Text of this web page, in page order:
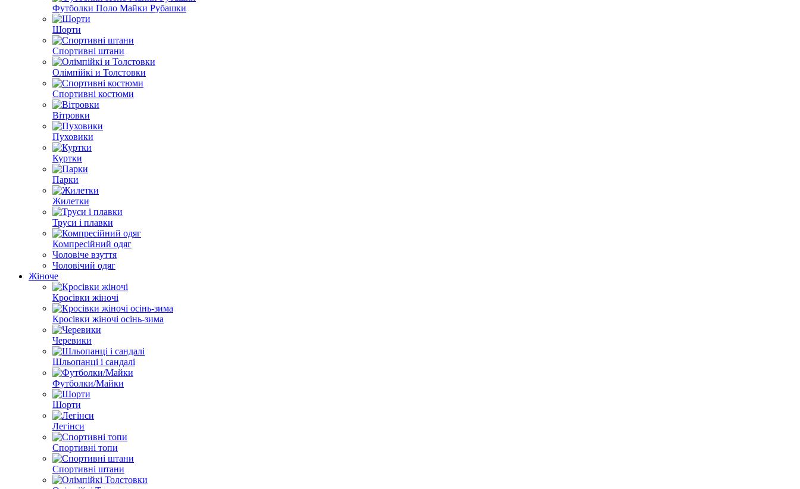
Футболки Поло Майки Рубашки
Шорти
Спортивні штани
Олімпійкі и Толстовки
Спортивні костюми
Вітровки
Пуховики
Куртки
Парки
Жилетки
Труси і плавки
Компресійний одяг
Чоловіче взуття
Чоловічий одяг
Жіноче
Кросівки жіночі
Кросівки жіночі осінь-зима
Черевики
Шльопанці і сандалі
Футболки/Майки
Шорти
Легінси
Спортивні топи
Спортивні штани